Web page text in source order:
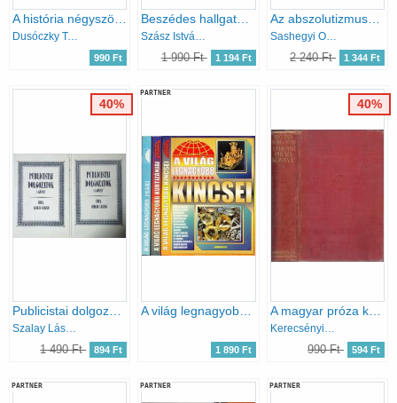
Dusóczky Tamás
990 Ft
Szász István Tas
1 990 Ft 1 194 Ft
Az abszolutizmuskori levéltár (A Magyar Országos Levéltár kiadványai I. Levéltári leltárak 4.)
Sashegyi Oszkár
2 240 Ft 1 344 Ft
Publicistai dolgozatok I-II.
Szalay László
1 490 Ft 894 Ft
40%
PARTNER
A világ legnagyobb kincsei + A világ legnagyobb kurtizánjai + A világ legnagyobb perei (3 mű)
1 890 Ft
A magyar próza könyve három kötetben I. - Régi magyar próza
Kerecsényi Dezső (szerk.)
990 Ft 594 Ft
40%
PARTNER PARTNER PARTNER